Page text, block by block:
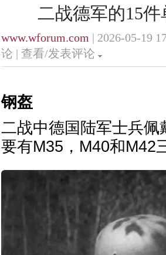
二战德军的15
www.wforum.com | 2026-05-19
论 | 查看/发表评论
钢盔
二战中德国陆军士兵
要有M35，M40和M42